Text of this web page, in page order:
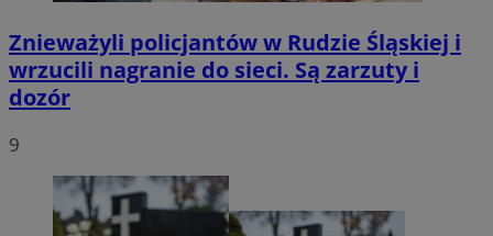
Znieważyli policjantów w Rudzie Śląskiej i
wrzucili nagranie do sieci. Są zarzuty i
dozór
9